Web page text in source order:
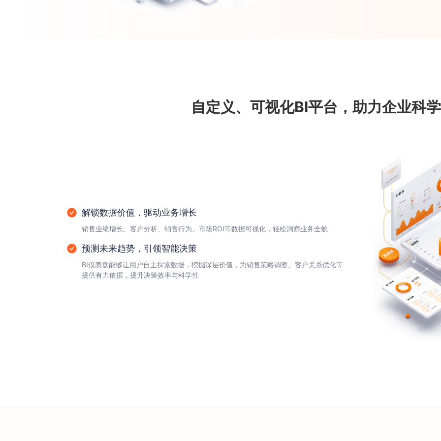
自定义、可视化BI平台，助力企业科
解锁数据价值，驱动业务增长
销售业绩增长、客户分析、销售行为、市场ROI等数据可视化，轻松洞察业务全貌
预测未来趋势，引领智能决策
BI仪表盘能够让用户自主探索数据，挖掘深层价值，为销售策略调整、客户关系优化等
提供有力依据，提升决策效率与科学性